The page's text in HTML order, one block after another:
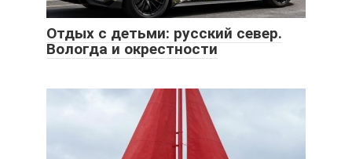
Отдых с детьми: русский север.
Вологда и окрестности